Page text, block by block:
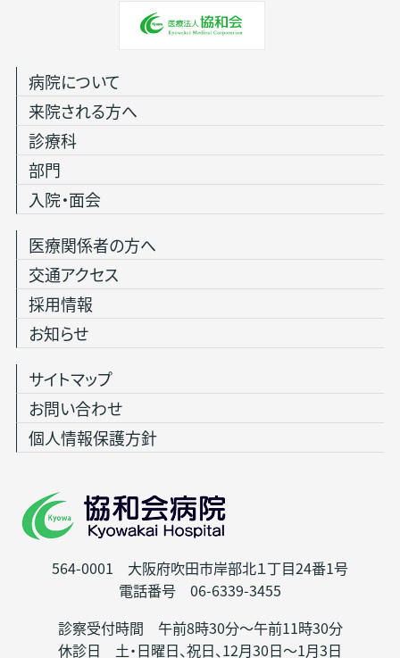
564-0001 大阪府吹田市岸部北１丁目24番1号
電話番号 06-6339-3455
診察受付時間 午前8時30分～午前11時30分
休診日 土・日曜日、祝日、12月30日～1月3日
病院について
来院される方へ
診療科
部門
入院・面会
医療関係者の方へ
交通アクセス
採用情報
お知らせ
サイトマップ
お問い合わせ
個人情報保護方針